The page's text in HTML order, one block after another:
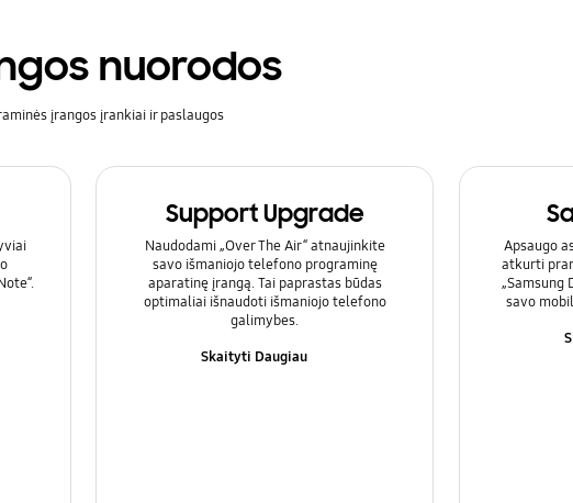
nuorodos
įrangos įrankiai ir paslaugos
Support Upgrade
Naudodami „Over The Air“ atnaujinkite
savo išmaniojo telefono programinę
aparatinę įrangą. Tai paprastas būdas
optimaliai išnaudoti išmaniojo telefono
galimybes.
Skaityti Daugiau
Apsaugo
atkurti
„Samsung
savo